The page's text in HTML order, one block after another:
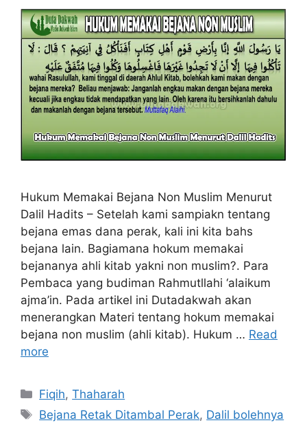
Hukum Memakai Bejana Non Muslim Menurut
Dalil Hadits – Setelah kami sampiakn tentang
bejana emas dana perak, kali ini kita bahs
bejana lain. Bagiamana hokum memakai
bejananya ahli kitab yakni non muslim?. Para
Pembaca yang budiman Rahmutllahi ‘alaikum
ajma’in. Pada artikel ini Dutadakwah akan
menerangkan Materi tentang hokum memakai
bejana non muslim (ahli kitab). Hukum … Read
more
Categories
Fiqih,Thaharah
Tags
Bejana Retak Ditambal Perak, Dalil bolehnya